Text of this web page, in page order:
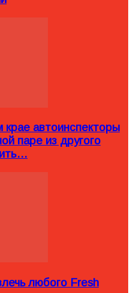
крае автоинспекторы
паре из другого
любого Fresh